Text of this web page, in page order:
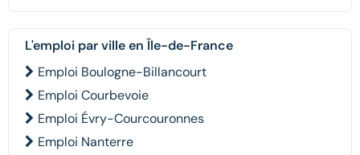
L'emploi par ville en Île-de-France
Emploi Boulogne-Billancourt
Emploi Courbevoie
Emploi Évry-Courcouronnes
Emploi Nanterre